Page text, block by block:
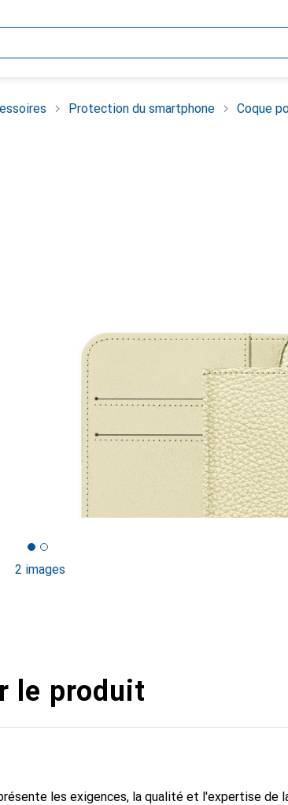
Protection du smartphone Coque
2 images
le produit
les exigences, la qualité et l'expertise de